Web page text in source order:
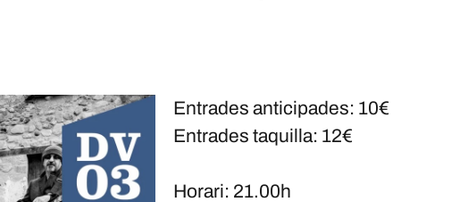
Entrades anticipades: 10€
Entrades taquilla: 12€
Horari: 21.00h